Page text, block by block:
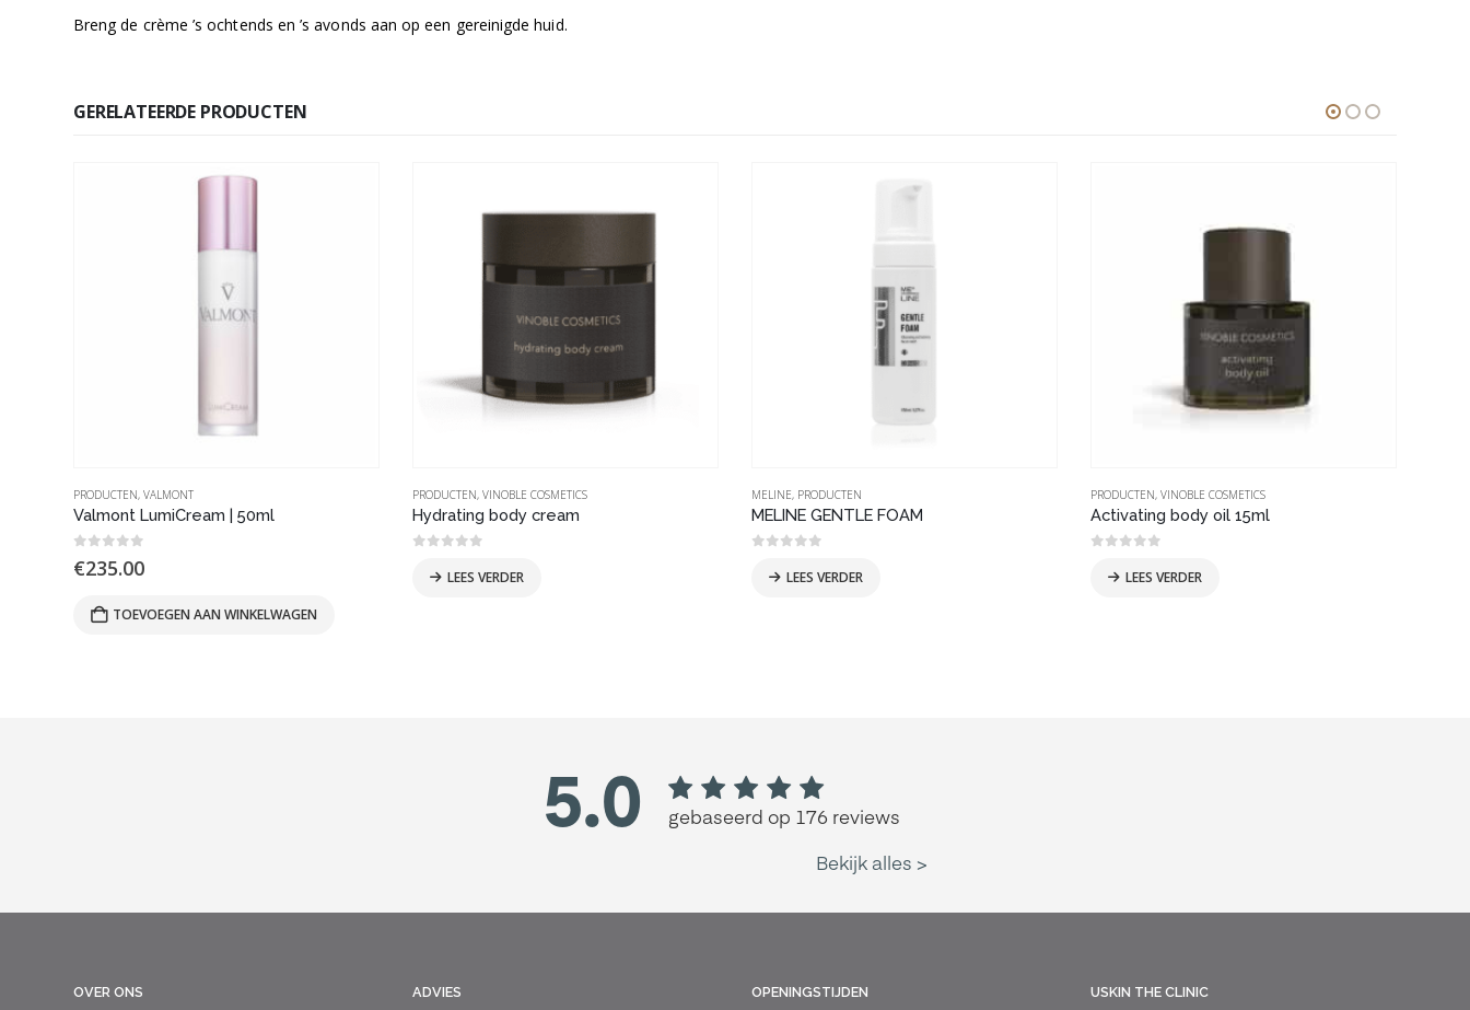
Breng de crème ’s ochtends en ’s avonds aan op een gereinigde huid.
GERELATEERDE PRODUCTEN
PRODUCTEN, VALMONT
Valmont LumiCream | 50ml
€235.00
TOEVOEGEN AAN WINKELWAGEN
PRODUCTEN, VINOBLE COSMETICS
Hydrating body cream
LEES VERDER
MELINE, PRODUCTEN
MELINE GENTLE FOAM
LEES VERDER
PRODUCTEN, VINOBLE COSMETICS
Activating body oil 15ml
LEES VERDER
OVER ONS ADVIES OPENINGSTIJDEN USKIN THE CLINIC